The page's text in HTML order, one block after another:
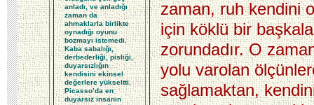
anladı, ve anladığı
zaman da
ahmaklarla birlikte
oynadığı oyunu
bozmayı istemedi.
Kaba sabalığı,
derbederliği, pisliği,
duyarsızlığın
kendisini ekinsel
değerlere yükseltti.
Picasso’da en
duyarsız insanın
zaman, ruh kendini
için köklü bir
zorundadır. O
yolu varolan
sağlamaktan,